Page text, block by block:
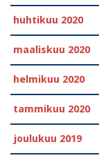
huhtikuu 2020
maaliskuu 2020
helmikuu 2020
tammikuu 2020
joulukuu 2019